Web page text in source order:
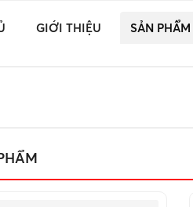
GIỚI THIỆU SẢN PHẨM